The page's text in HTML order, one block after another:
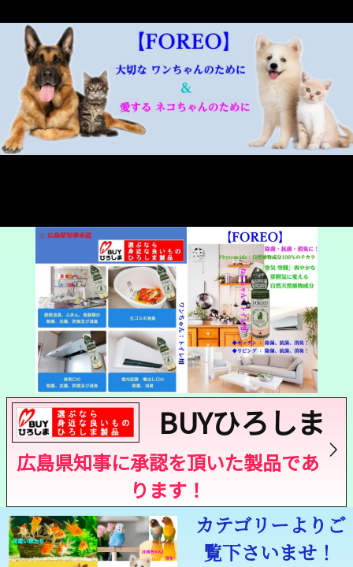
BUYひろしま
広島県知事に承認を頂いた製品であ
ります！
カテゴリーよりご
覧下さいませ！